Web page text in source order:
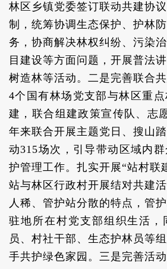
林区乡镇党委签订联动共建协
制，统筹协调生态保护、护林
务，协商解决林权纠纷、污染
目建设等方面问题，开展普法
树造林等活动。二是完善联合
4个国有林场党支部与林区重
建，联合组建政策宣传队、志
年来联合开展主题党日、搜山
动315场次，引导带动区域内
护管理工作。扎实开展“站村联
站与林区行政村开展结对共建
人稀、管护站分散的特点，管
驻地所在村党支部组织生活，
员、村社干部、生态护林员等
手共护绿色家园。三是完善活